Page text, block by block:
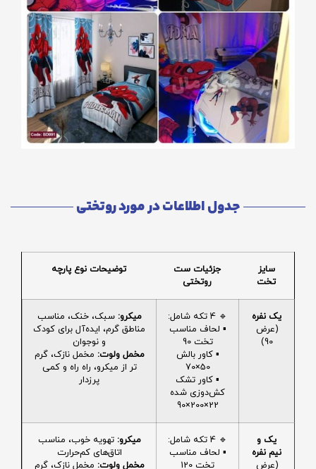
جدول اطلاعات در مورد روتختی
سایز
تخت
جزئیات ست
روتختی
توضیحات نوع پارچه
یک نفره
(عرض
90)
🔹 4 تکه شامل:
▪️ لحاف مناسب
تخت 90
▪️ کاور بالش
50×70
▪️ کاور تشک
کش‌دوزی شده
22×200×90
میکرو: سبک، خنک، مناسب
مناطق گرم، ایده‌آل برای کودک
و نوجوان
مخمل ولوت: مخمل نازک، گرم
تر از میکرو، راه راه و کمی
پرزدار
یک و
نیم نفره
(عرض
🔹 4 تکه شامل:
▪️ لحاف مناسب
تخت 120
میکرو: تهویه خوب، مناسب
اتاق‌های کم‌حرارت
مخمل ولوت: مخمل نازک، گرم